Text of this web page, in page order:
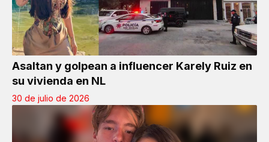
Asaltan y golpean a influencer Karely Ruiz en
su vivienda en NL
30 de julio de 2026